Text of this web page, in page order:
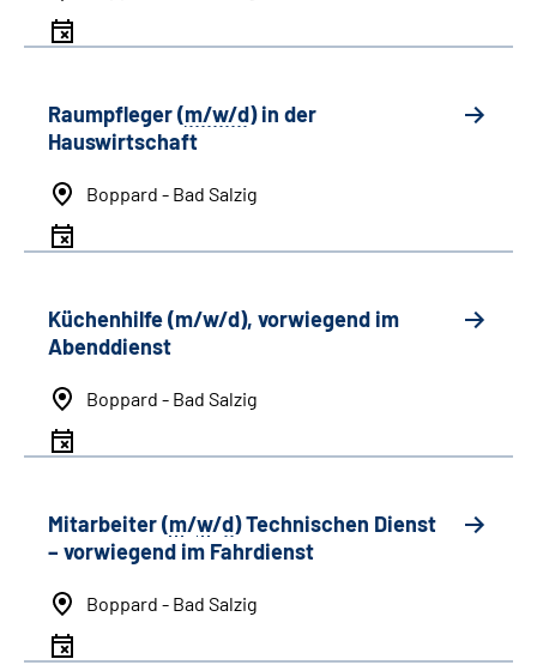
Raumpfleger (m/w/d) in der
Hauswirtschaft
Boppard - Bad Salzig
Küchenhilfe (m/w/d), vorwiegend im
Abenddienst
Boppard - Bad Salzig
Mitarbeiter (m/w/d) Technischen Dienst
– vorwiegend im Fahrdienst
Boppard - Bad Salzig